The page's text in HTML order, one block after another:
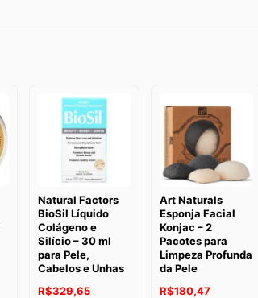
Natural Factors
BioSil Líquido
Colágeno e
Silício – 30 ml
para Pele,
Cabelos e Unhas
R$329,65
Art Naturals
Esponja Facial
Konjac – 2
Pacotes para
Limpeza Profunda
da Pele
R$180,47